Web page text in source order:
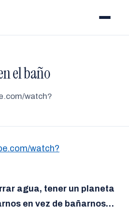
el baño
watch?
watch?
agua, tener un planeta
en vez de bañarnos…